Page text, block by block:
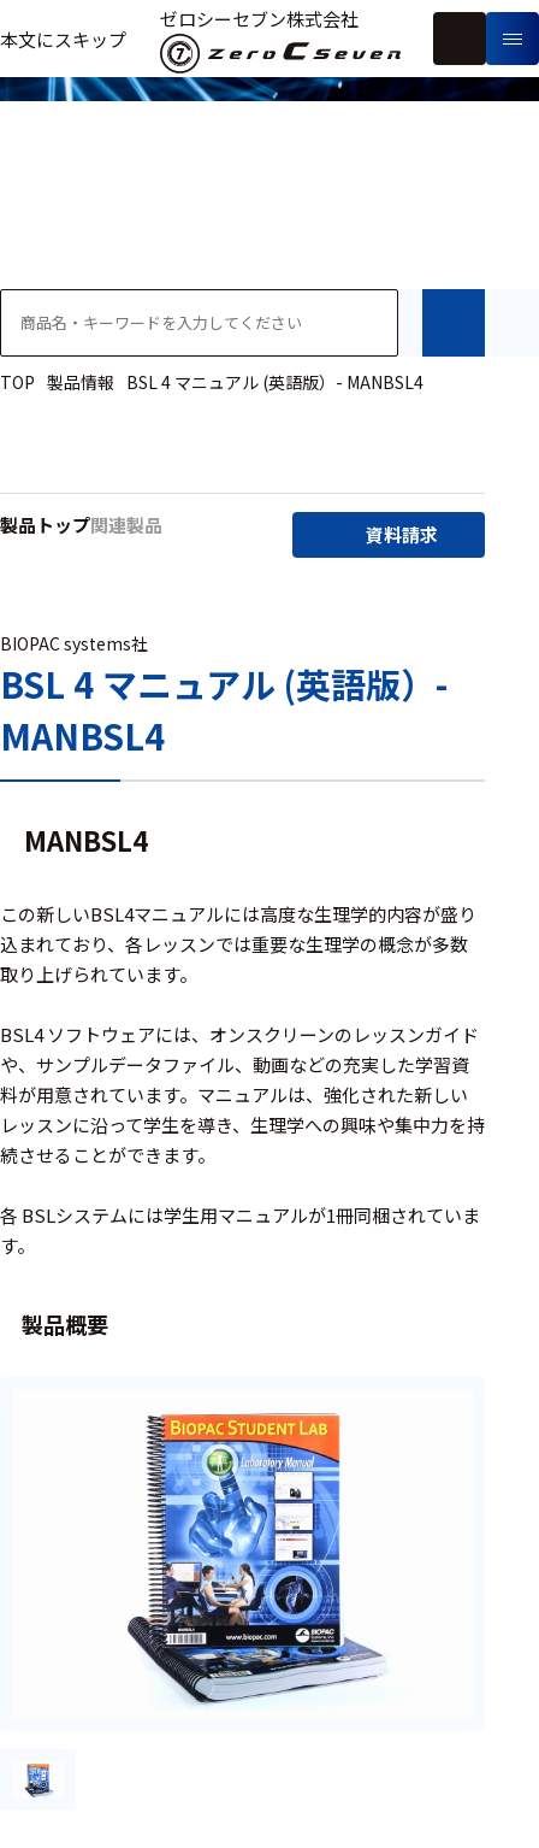
本文にスキップ
ゼロシーセブン株式会社
製
生
体
信
ー
フ
リ
ー
ワ
研究用
ヒト・人
類
ワイヤレス・無
線対応
システム・周辺
構成
装置本体
デバイス
周辺機器
基幹シス
テム
通信・接続関連
レシーバ
フェース
センサ・信号処
製品情報
TOP 製品情報 BSL 4 マニュアル (英語版）- MANBSL4
製品トップ関連製品 資料請求
BIOPAC systems社
BSL 4 マニュアル (英語版）-
MANBSL4
MANBSL4
この新しいBSL4マニュアルには高度な生理学的内容が盛り
込まれており、各レッスンでは重要な生理学の概念が多数
取り上げられています。
BSL4 ソフトウェアには、オンスクリーンのレッスンガイド
や、サンプルデータファイル、動画などの充実した学習資
料が用意されています。マニュアルは、強化された新しい
レッスンに沿って学生を導き、生理学への興味や集中力を持
続させることができます。
各 BSLシステムには学生用マニュアルが1冊同梱されていま
す。
製品概要